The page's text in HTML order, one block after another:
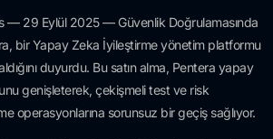
— 29 Eylül 2025 — Güvenlik Doğrulamasında
bir Yapay Zeka İyileştirme yönetim platformu
duyurdu. Bu satın alma, Pentera yapay
genişleterek, çekişmeli test ve risk
operasyonlarına sorunsuz bir geçiş sağlıyor.